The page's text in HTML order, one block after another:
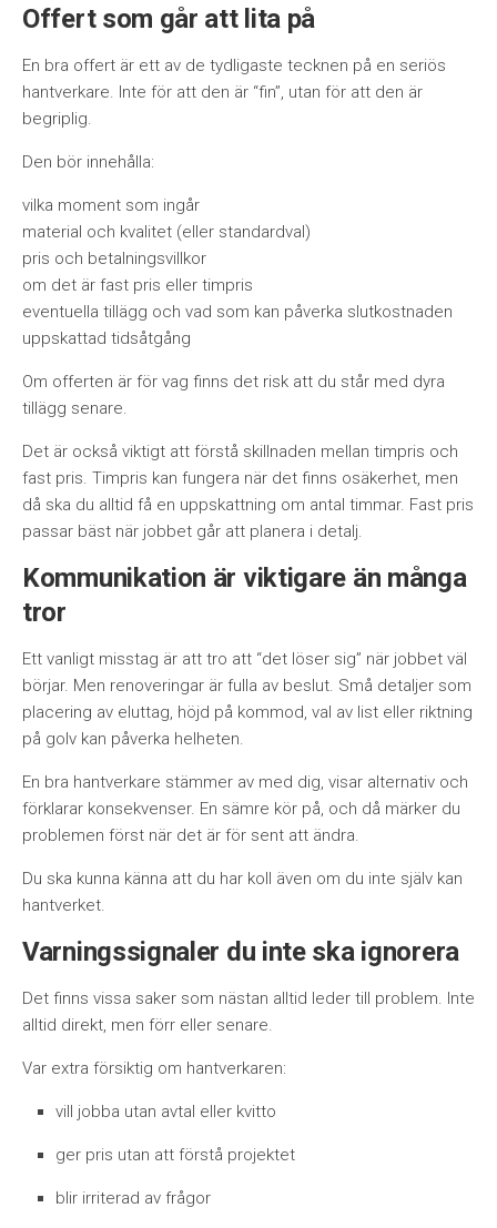
Offert som går att lita på
En bra offert är ett av de tydligaste tecknen på en seriös
hantverkare. Inte för att den är “fin”, utan för att den är
begriplig.
Den bör innehålla:
vilka moment som ingår
material och kvalitet (eller standardval)
pris och betalningsvillkor
om det är fast pris eller timpris
eventuella tillägg och vad som kan påverka slutkostnaden
uppskattad tidsåtgång
Om offerten är för vag finns det risk att du står med dyra
tillägg senare.
Det är också viktigt att förstå skillnaden mellan timpris och
fast pris. Timpris kan fungera när det finns osäkerhet, men
då ska du alltid få en uppskattning om antal timmar. Fast pris
passar bäst när jobbet går att planera i detalj.
Kommunikation är viktigare än många
tror
Ett vanligt misstag är att tro att “det löser sig” när jobbet väl
börjar. Men renoveringar är fulla av beslut. Små detaljer som
placering av eluttag, höjd på kommod, val av list eller riktning
på golv kan påverka helheten.
En bra hantverkare stämmer av med dig, visar alternativ och
förklarar konsekvenser. En sämre kör på, och då märker du
problemen först när det är för sent att ändra.
Du ska kunna känna att du har koll även om du inte själv kan
hantverket.
Varningssignaler du inte ska ignorera
Det finns vissa saker som nästan alltid leder till problem. Inte
alltid direkt, men förr eller senare.
Var extra försiktig om hantverkaren:
vill jobba utan avtal eller kvitto
ger pris utan att förstå projektet
blir irriterad av frågor